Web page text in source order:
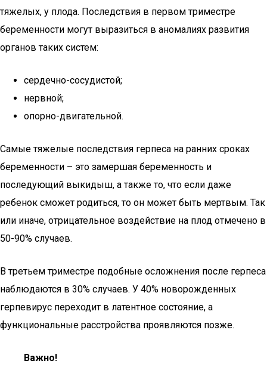
тяжелых, у плода. Последствия в первом триместре
беременности могут выразиться в аномалиях развития
органов таких систем:
сердечно-сосудистой;
нервной;
опорно-двигательной.
Самые тяжелые последствия герпеса на ранних сроках
беременности – это замершая беременность и
последующий выкидыш, а также то, что если даже
ребенок сможет родиться, то он может быть мертвым. Так
или иначе, отрицательное воздействие на плод отмечено в
50-90% случаев.
В третьем триместре подобные осложнения после герпеса
наблюдаются в 30% случаев. У 40% новорожденных
герпевирус переходит в латентное состояние, а
функциональные расстройства проявляются позже.
Важно!